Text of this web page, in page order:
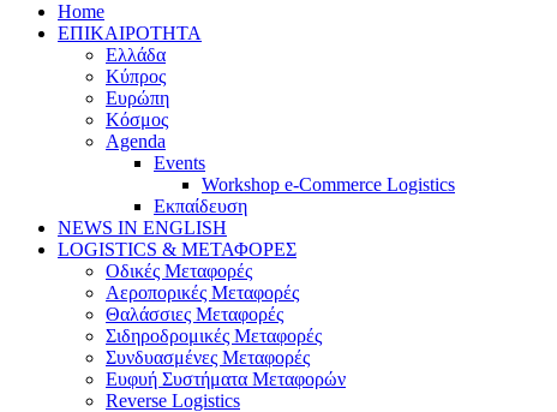
Home
ΕΠΙΚΑΙΡΟΤΗΤΑ
Ελλάδα
Κύπρος
Ευρώπη
Κόσμος
Agenda
Events
Workshop e-Commerce Logistics
Εκπαίδευση
NEWS IN ENGLISH
LOGISTICS & ΜΕΤΑΦΟΡΕΣ
Οδικές Μεταφορές
Αεροπορικές Μεταφορές
Θαλάσσιες Μεταφορές
Σιδηροδρομικές Μεταφορές
Συνδυασμένες Μεταφορές
Ευφυή Συστήματα Μεταφορών
Reverse Logistics